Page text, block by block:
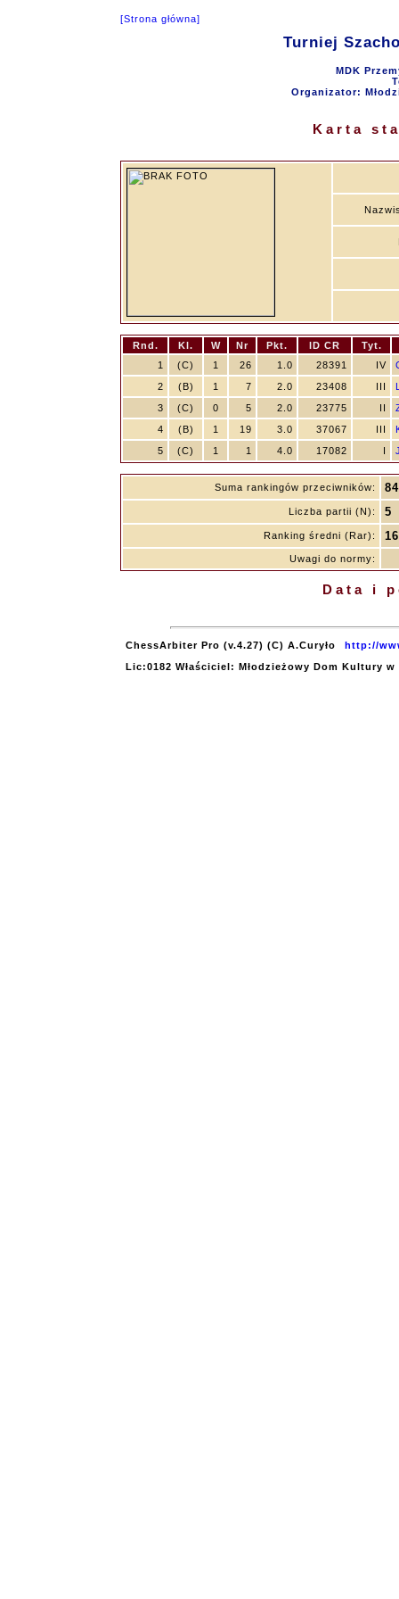
[Strona główna]
Turniej
MDK
Organizator:
Karta
Rnd. Kl. W Nr Pkt. ID CR
Tyt.
1
(C) 1 26 1.0 28391 IV
2
(B) 1 7 2.0 23408 III
3
(C) 0 5 2.0 23775 II
4
(B) 1 19 3.0 37067 III
5
(C) 1 1 4.0 17082 I
Suma rankingów przeciwników:
Liczba partii (N): 5
Ranking średni (Rar):
Uwagi do normy:
Data i
ChessArbiter Pro (v.4.27) (C) A.Curyło
http://
Lic:0182 Właściciel: Młodzieżowy Dom Kultury w